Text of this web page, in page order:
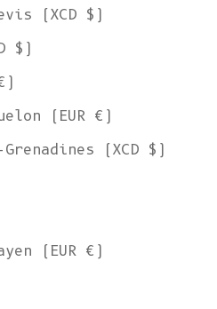
(XCD $)
$)
(EUR €)
(XCD $)
(EUR €)